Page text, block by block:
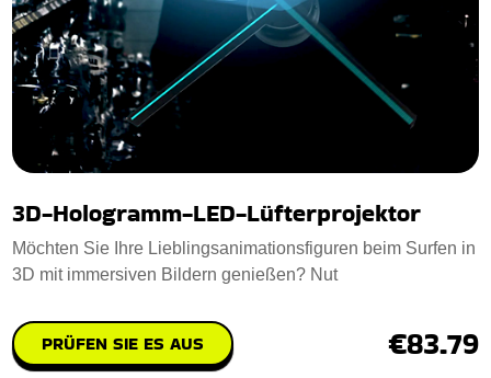
3D-Hologramm-LED-Lüfterprojektor
Möchten Sie Ihre Lieblingsanimationsfiguren beim Surfen in
3D mit immersiven Bildern genießen? Nut
PRÜFEN SIE ES AUS €83.79